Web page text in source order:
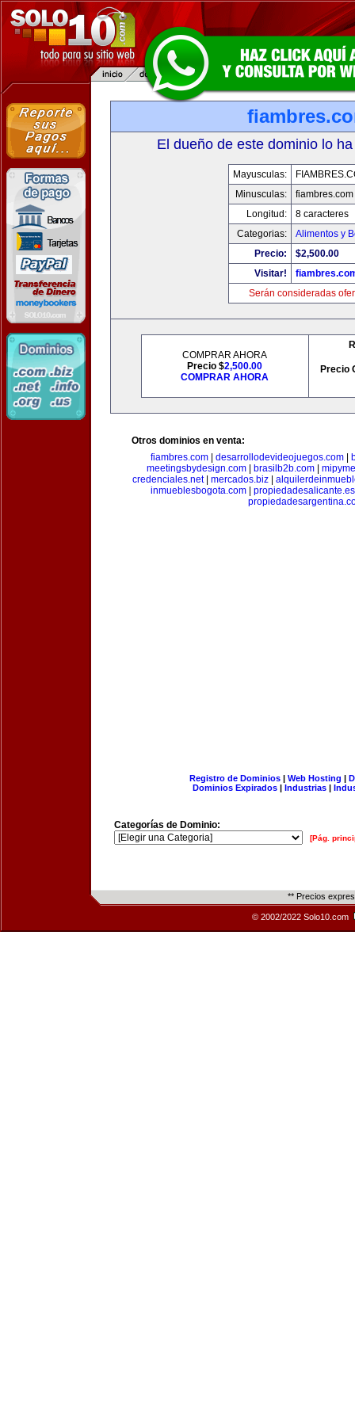
El dueño de este dominio lo
Mayusculas:
Minusculas:
fiambres.com
Longitud:
8 caracteres
Categorias:
Alimentos y
Precio:
$2,500.00
Visitar!
Serán consideradas
COMPRAR AHORA
Precio $2,500.00
COMPRAR AHORA
Precio
Otros dominios en venta:
fiambres.com| desarrollodevideojuegos.com|
meetingsbydesign.com
brasilb2b.com
credenciales.net| mercados.biz
inmueblesbogota.com| propiedadesalicante.es
Registro de Dominios| Web Hosting |
Dominios Expirados | Industrias |
Categorías de Dominio:
[Pág.
** Precios
© 2002/2022 Solo10.com